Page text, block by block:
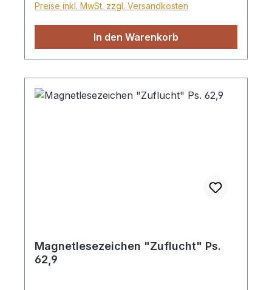
Preise inkl. MwSt. zzgl. Versandkosten
In den Warenkorb
Magnetlesezeichen "Zuflucht" Ps.
62,9